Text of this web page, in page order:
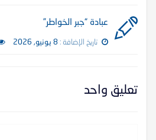
عبادة “جبر الخواطر”
تاريخ الإضافة :8 يونيو, 2026
تعليق واحد